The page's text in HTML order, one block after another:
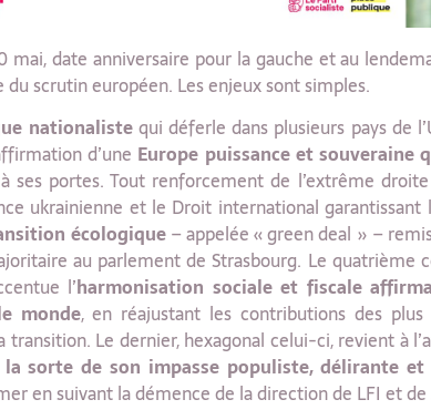
mai, date anniversaire pour la gauche et au
du scrutin européen. Les enjeux sont simples.
nationalistequi déferle dans plusieurs pays de
d’une Europe puissance et souveraine
ses portes. Tout renforcement de l’extrême
ukrainienne et le Droit international
écologique– appelée « green deal » –
au parlement de Strasbourg. Le quatrième
l’harmonisation sociale et fiscale
monde, en réajustant les contributions des
transition. Le dernier, hexagonal celui-ci, revient à
sorte de son impasse populiste, délirante et
en suivant la démence de la direction de LFI et de